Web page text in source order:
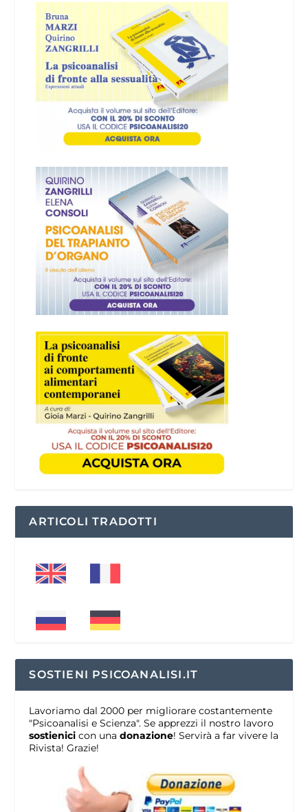
ARTICOLI TRADOTTI
SOSTIENI PSICOANALISI.IT
Lavoriamo dal 2000 per migliorare costantemente
"Psicoanalisi e Scienza". Se apprezzi il nostro lavoro
sostienici con unadonazione! Servirà a far vivere la
Rivista! Grazie!